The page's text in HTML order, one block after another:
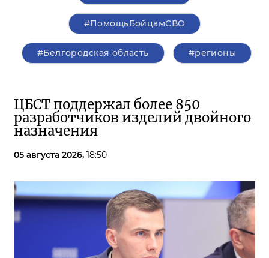
#ПомощьБойцамСВО
#Белгородская область #регионы
ЦБСТ поддержал более 850
разработчиков изделий двойного
назначения
05 августа 2026, 18:50